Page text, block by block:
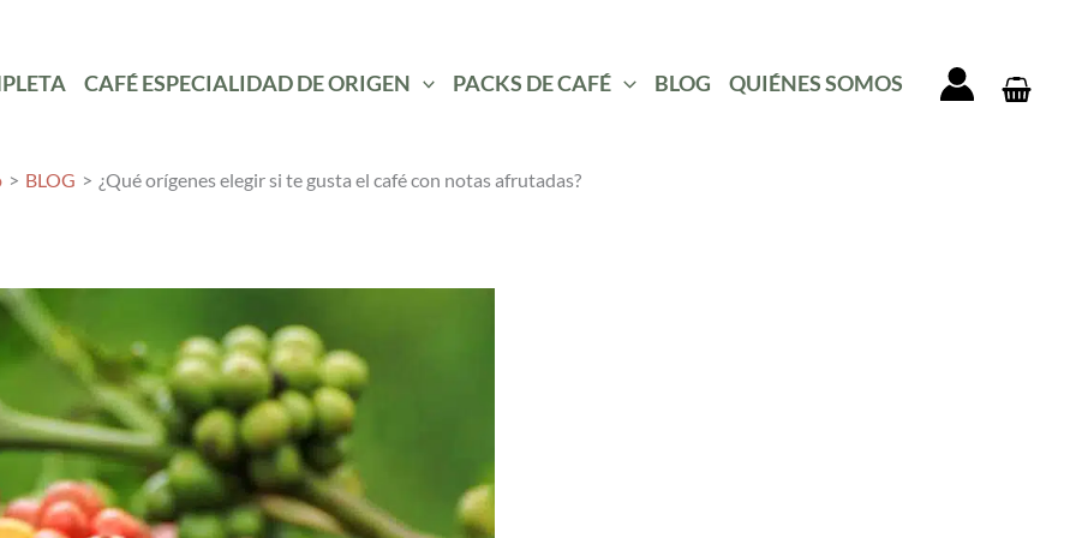
CAFÉ ESPECIALIDAD DE ORIGEN PACKS DE CAFÉ BLOG QUIÉNES SOMOS
BLOG ¿Qué orígenes elegir si te gusta el café con notas afrutadas?